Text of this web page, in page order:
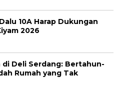
10A Harap Dukungan
2026
di Deli Serdang: Bertahun-
Rumah yang Tak